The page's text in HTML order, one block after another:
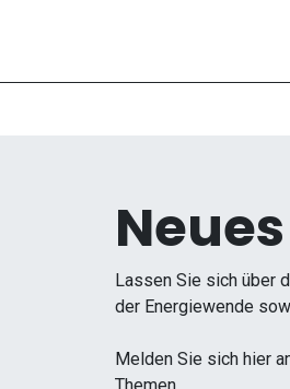
Lassen Sie sich über
der Energiewende
Melden Sie sich hier